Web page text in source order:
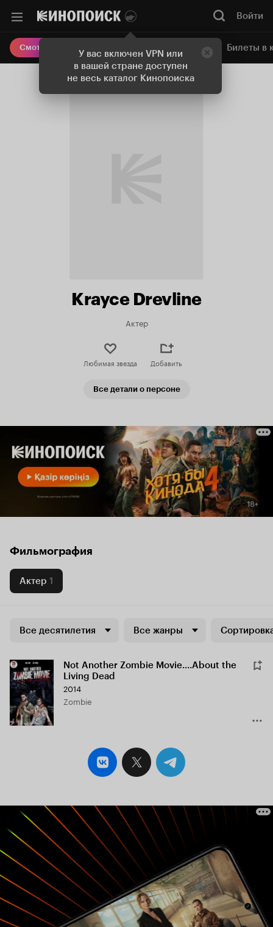
У вас включен VPN или
в вашей стране доступен
не весь каталог Кинопоиска
Войти
Смотреть кино Онлайн-кинотеатр Билеты в
Krayce Drevline
Актер
Любимая звезда Добавить
Все детали о персоне
Фильмография
Актер 1
Все десятилетия Все жанры
Not Another Zombie Movie....About the
Living Dead
2014
Zombie